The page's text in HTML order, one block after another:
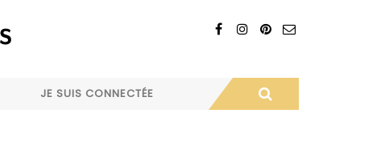
JE SUIS CONNECTÉE